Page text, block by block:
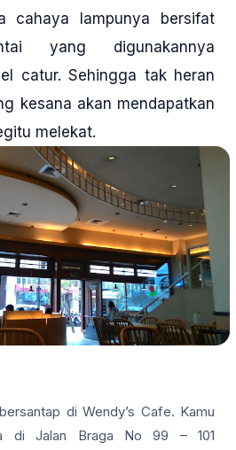
cahaya lampunya bersifat
yang digunakannya
catur. Sehingga tak heran
kesana akan mendapatkan
melekat.
di Wendy’s Cafe. Kamu
di Jalan Braga No 99 – 101